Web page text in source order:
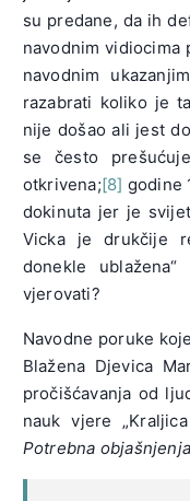
su predane, da ih
navodnim vidiocima
navodnim
razabrati koliko je
nije došao ali jest
se često
otkrivena;[8] godine
dokinuta jer je
Vicka je drukčije
donekle
vjerovati?
Navodne poruke
Blažena Djevica
pročišćavanja od
nauk vjere
Potrebna objašnjenja